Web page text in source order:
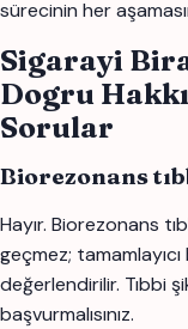
sürecinin her
Sigarayi
Dogru
Sorular
Biorezonans
Hayır. Biorezonans
geçmez;
değerlendirilir. Tıbbi
başvurmalısınız.